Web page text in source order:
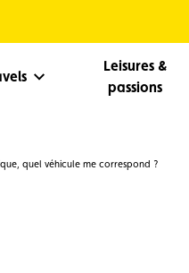
Leisures &
passions
quel véhicule me correspond ?